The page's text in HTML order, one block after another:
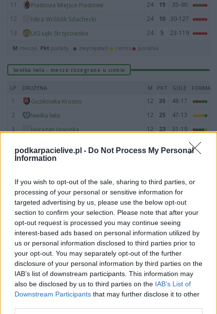
podkarpacielive.pl - Do Not Process My Personal
Information
If you wish to opt-out of the sale, sharing to third parties, or
processing of your personal or sensitive information for
targeted advertising by us, please use the below opt-out
section to confirm your selection. Please note that after your
opt-out request is processed you may continue seeing
interest-based ads based on personal information utilized by
us or personal information disclosed to third parties prior to
your opt-out. You may separately opt-out of the further
disclosure of your personal information by third parties on the
IAB’s list of downstream participants. This information may
also be disclosed by us to third parties on the IAB’s List of
Downstream Participants that may further disclose it to other
11
Piastovia Miejsce Piastowe 24 19
35-90
12
Iskra Wróblik Szlachecki 24 10
30-127
13
LKS Łęki Strzyżowskie 24 5 23-119
M mecze, Pkt punkty · zwycięstwo remis porażka
Iwełka Iwla - mecze rozegrane u siebie
LP DRUŻYNA M PKT GOLE FORMA
1 Guzikówka Krosno 12 30
48-17
2
Iwełka Iwla 12 25
47-13
3
Huragan Jasionka 12 23
31-19
Rędzinianka Wojaszówka
Rotar Węglówka 12 20
30-27
8
Pasja Krosno 12 17
50-26
9
Victoria Kobylany 12 14
21-34
10
Nurt Potok 12 12
35-36
11
Piastovia Miejsce Piastowe 12 9
11-43
12
Iskra Wróblik Szlachecki 12 3
18-60
13
LKS Łęki Strzyżowskie 12 2
Mmecze,Pktpunkty · zwycięstwo remis porażka
Iwełka Iwla - mecze rozegrane na wyjeździe